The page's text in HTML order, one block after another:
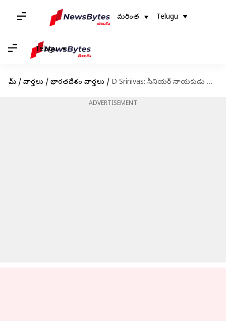
మరింత Telugu
Telugu
హోమ్ / వార్తలు / భారతదేశం వార్తలు / D Srinivas: సీనియర్ నాయకుడు డి. శ్రీనివాస్‌కు తీవ్ర అస్వస్థత
ADVERTISEMENT